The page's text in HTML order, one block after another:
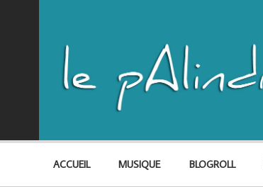
ACCUEIL MUSIQUE BLOGROLL